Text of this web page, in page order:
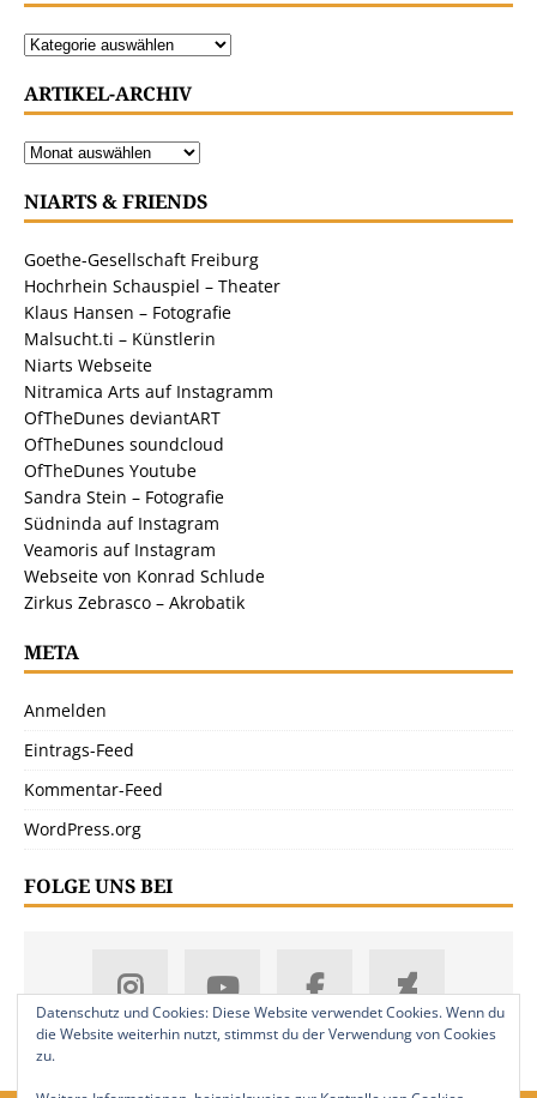
ARTIKEL-ARCHIV
NIARTS & FRIENDS
Goethe-Gesellschaft Freiburg
Hochrhein Schauspiel – Theater
Klaus Hansen – Fotografie
Malsucht.ti – Künstlerin
Niarts Webseite
Nitramica Arts auf Instagramm
OfTheDunes deviantART
OfTheDunes soundcloud
OfTheDunes Youtube
Sandra Stein – Fotografie
Südninda auf Instagram
Veamoris auf Instagram
Webseite von Konrad Schlude
Zirkus Zebrasco – Akrobatik
META
Anmelden
Eintrags-Feed
Kommentar-Feed
WordPress.org
FOLGE UNS BEI
Datenschutz und Cookies: Diese Website verwendet Cookies. Wenn du
die Website weiterhin nutzt, stimmst du der Verwendung von Cookies
zu.